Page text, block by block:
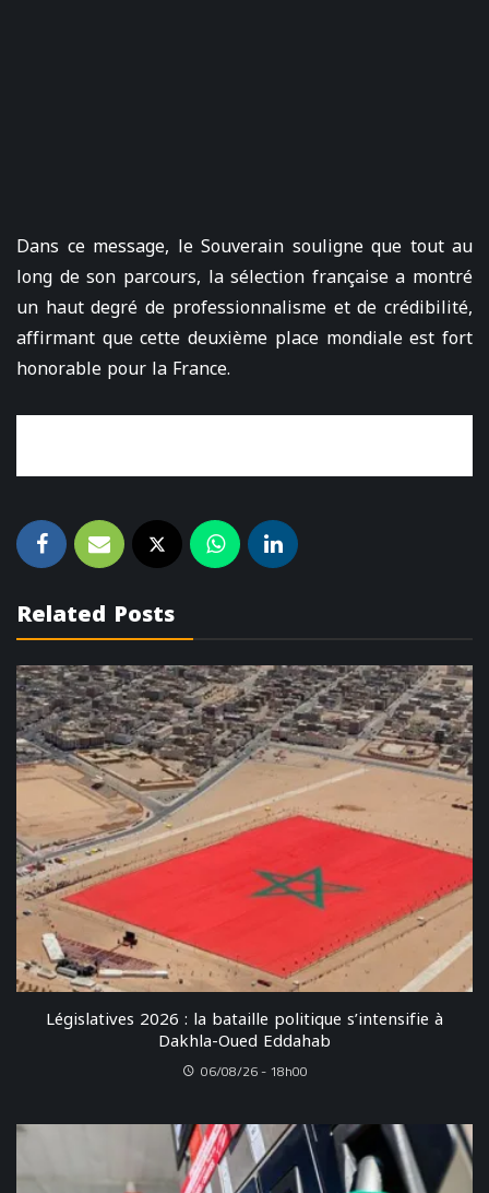
Dans ce message, le Souverain souligne que tout au
long de son parcours, la sélection française a montré
un haut degré de professionnalisme et de crédibilité,
affirmant que cette deuxième place mondiale est fort
honorable pour la France.
Related Posts
Législatives 2026 : la bataille politique s’intensifie à
Dakhla-Oued Eddahab
06/08/26 - 18h00